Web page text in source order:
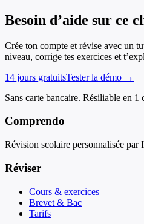
Besoin d’aide sur ce
Crée ton compte et révise avec un
niveau, corrige tes exercices et
14 jours gratuitsTester la démo →
Sans carte bancaire. Résiliable en 1
Comprendo
Révision scolaire personnalisée par
Réviser
Cours & exercices
Brevet & Bac
Tarifs